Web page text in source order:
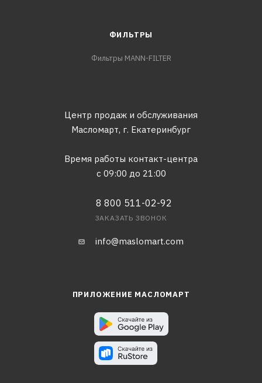
ФИЛЬТРЫ
Фильтры MANN-FILTER
Центр продаж и обслуживания
Масломарт, г. Екатеринбург
Время работы контакт-центра
с 09:00 до 21:00
8 800 511-02-92
ЗАКАЗАТЬ ЗВОНОК
info@maslomart.com
ПРИЛОЖЕНИЕ МАСЛОМАРТ